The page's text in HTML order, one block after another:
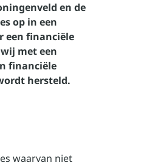
en de
op in een
een financiële
met een
financiële
hersteld.
waarvan niet